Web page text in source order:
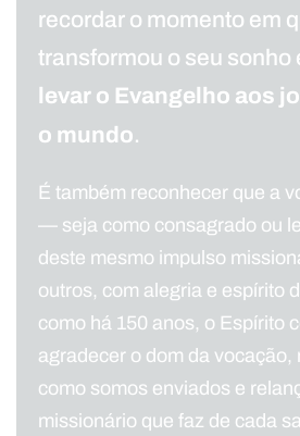
recordar o momento em
transformou o seu sonho
levar o Evangelho aos
o mundo.
É também reconhecer que a
— seja como consagrado ou
deste mesmo impulso
outros, com alegria e espírito
como há 150 anos, o Espírito
agradecer o dom da vocação,
como somos enviados e
missionário que faz de cada